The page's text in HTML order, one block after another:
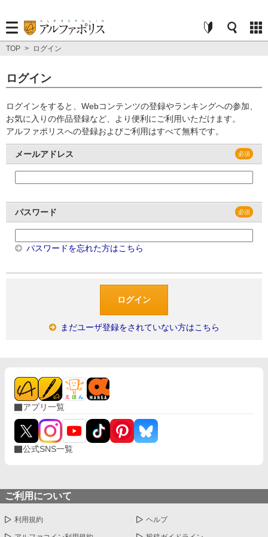
TOP > ログイン
ログイン
ログインをすると、Webコンテンツの登録やランキングへの参加、
お気に入りの作品登録など、より便利にご利用いただけます。
アルファポリスへの登録およびご利用はすべて無料です。
メールアドレス
パスワード
パスワードを忘れた方はこちら
まだユーザ登録をされていない方はこちら
アプリ一覧
公式SNS一覧
ご利用について
利用規約 ヘルプ